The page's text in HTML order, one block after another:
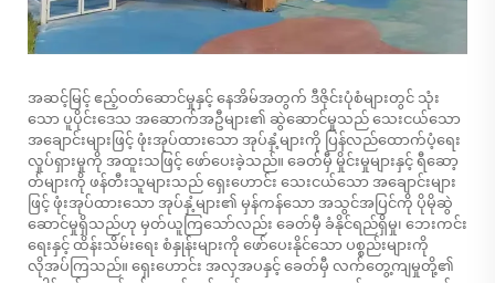
အဆင့်မြင့် ဧည့်ဝတ်ဆောင်မှုနှင့် နေအိမ်အတွက် ဒီဇိုင်းပုံစံများတွင် သုံး
သော ပူပိုင်းဒေသ အဆောက်အဦများ၏ ဆွဲဆောင်မှုသည် သေးငယ်သော
အချောင်းများဖြင့် ဖုံးအုပ်ထားသော အုပ်နှံ့များကို ပြန်လည်ထောက်ပံ့ရေး
လှုပ်ရှားမှုကို အထူးသဖြင့် ဖော်ပေးခဲ့သည်။ ခေတ်မှီ မှိုင်းမှုများနှင့် ရီဆော့
တ်များကို ဖန်တီးသူများသည် ရှေးဟောင်း သေးငယ်သော အချောင်းများ
ဖြင့် ဖုံးအုပ်ထားသော အုပ်နှံ့များ၏ မှန်ကန်သော အသွင်အပြင်ကို ပိုမိုဆွဲ
ဆောင်မှုရှိသည်ဟု မှတ်ယူကြသော်လည်း ခေတ်မှီ ခံနိုင်ရည်ရှိမှု၊ ဘေးကင်း
ရေးနှင့် ထိန်းသိမ်းရေး စံနှုန်းများကို ဖော်ပေးနိုင်သော ပစ္စည်းများကို
လိုအပ်ကြသည်။ ရှေးဟောင်း အလှအပနှင့် ခေတ်မှီ လက်တွေ့ကျမှုတို့၏